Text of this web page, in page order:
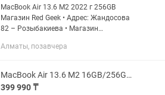
MacBook Air 13.6 M2 2022 г 256GB
Магазин Red Geek • Адрес: Жандосова
82 – Розыбакиева • Магазин
Рассрочка 0-0-12 • Официальная
Алматы, позавчера
MacBook Air 13.6 M2 16GB/256GB Распечатанный Магазин Red Geek
399 990 ₸